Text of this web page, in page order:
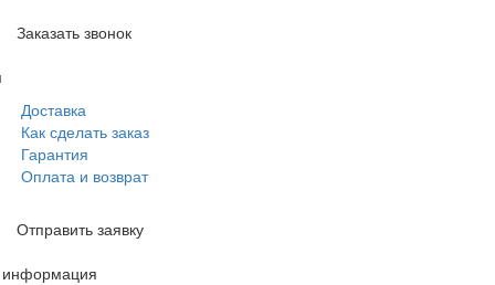
Заказать звонок
Доставка
Как сделать заказ
Гарантия
Оплата и возврат
Отправить заявку
информация